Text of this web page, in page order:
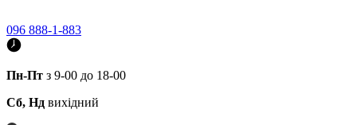
096 888-1-883
Пн-Пт з 9-00 до 18-00
Сб, Нд вихідний